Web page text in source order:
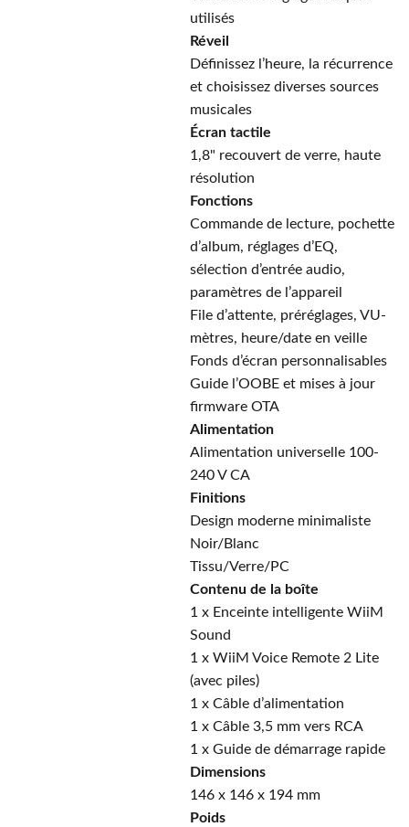
utilisés
Réveil
Définissez l’heure, la récurrence
et choisissez diverses sources
musicales
Écran tactile
1,8" recouvert de verre, haute
résolution
Fonctions
Commande de lecture, pochette
d’album, réglages d’EQ,
sélection d’entrée audio,
paramètres de l’appareil
File d’attente, préréglages, VU-
mètres, heure/date en veille
Fonds d’écran personnalisables
Guide l’OOBE et mises à jour
firmware OTA
Alimentation
Alimentation universelle 100-
240 V CA
Finitions
Design moderne minimaliste
Noir/Blanc
Tissu/Verre/PC
Contenu de la boîte
1 x Enceinte intelligente WiiM
Sound
1 x WiiM Voice Remote 2 Lite
(avec piles)
1 x Câble d’alimentation
1 x Câble 3,5 mm vers RCA
1 x Guide de démarrage rapide
Dimensions
146 x 146 x 194 mm
Poids